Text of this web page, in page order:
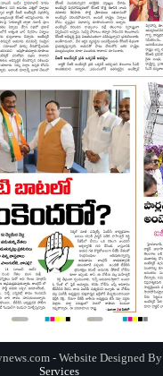
- Website Designed By
Services